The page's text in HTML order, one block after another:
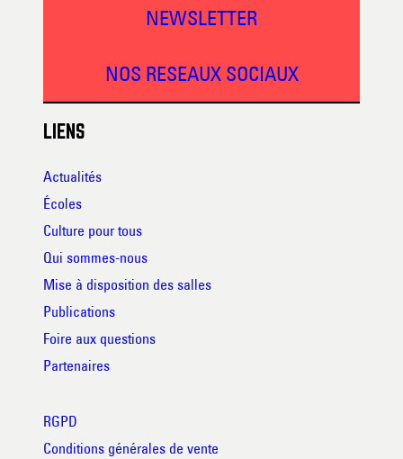
NEWSLETTER
NOS RESEAUX SOCIAUX
LIENS
Actualités
Écoles
Culture pour tous
Qui sommes-nous
Mise à disposition des salles
Publications
Foire aux questions
Partenaires
RGPD
Conditions générales de vente